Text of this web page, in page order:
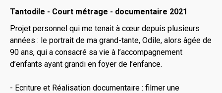
Tantodile - Court métrage - documentaire 2021
Projet personnel qui me tenait à cœur depuis plusieurs
années : le portrait de ma grand-tante, Odile, alors âgée de
90 ans, qui a consacré sa vie à l’accompagnement
d’enfants ayant grandi en foyer de l’enfance.
- Ecriture et Réalisation documentaire : filmer une